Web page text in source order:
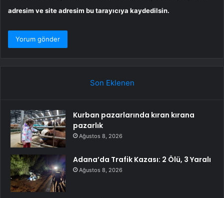
adresim ve site adresim bu tarayıcıya kaydedilsin.
Son Eklenen
Kurban pazarlarında kıran kırana
pazarlık
Ağustos 8, 2026
Adana’da Trafik Kazası: 2 Ölü, 3 Yaralı
Ağustos 8, 2026